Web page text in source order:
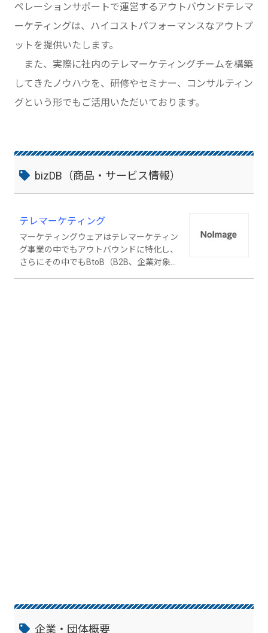
ペレーションサポートで運営するアウトバウンドテレマ
ーケティングは、ハイコストパフォーマンスなアウトプ
ットを提供いたします。
また、実際に社内のテレマーケティングチームを構築
してきたノウハウを、研修やセミナー、コンサルティン
グという形でもご活用いただいております。
bizDB（商品・サービス情報）
テレマーケティング
マーケティングウェアはテレマーケティン
グ事業の中でもアウトバウンドに特化し、
さらにその中でもBtoB（B2B、企業対象）
企業・団体概要